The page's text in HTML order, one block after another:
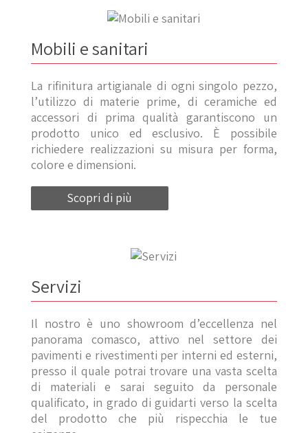
Mobili e sanitari
La rifinitura artigianale di ogni singolo pezzo,
l’utilizzo di materie prime, di ceramiche ed
accessori di prima qualità garantiscono un
prodotto unico ed esclusivo. È possibile
richiedere realizzazioni su misura per forma,
colore e dimensioni.
Scopri di più
Servizi
Il nostro è uno showroom d’eccellenza nel
panorama comasco, attivo nel settore dei
pavimenti e rivestimenti per interni ed esterni,
presso il quale potrai trovare una vasta scelta
di materiali e sarai seguito da personale
qualificato, in grado di guidarti verso la scelta
del prodotto che più rispecchia le tue